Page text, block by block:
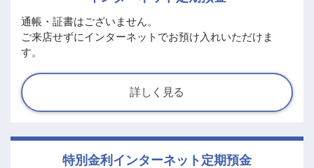
通帳・証書はございません。
ご来店せずにインターネットでお預け入れいただけま
す。
詳しく見る
特別金利インターネット定期預金